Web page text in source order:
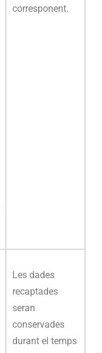
corresponent.
Les dades
recaptades
seran
conservades
durant el temps